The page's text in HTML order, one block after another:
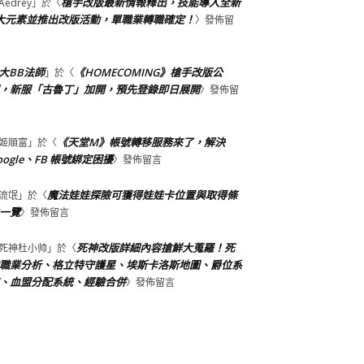
」於〈
元素並推出改版活動，單職業轉職確定！〉發佈留
BB法師」於〈 《HOMECOMING》槍手改版公
新服「古魯丁」加開，預先登錄即日展開〉發佈留
順富 」於〈 《天堂M》帳號轉移服務來了，解決
、FB 帳號綁定困擾〉發佈留言
氓」於〈魔法娃娃探險可獲得娃娃卡位置與取得條
覽〉發佈留言
神杜小帅 」於〈死神改版詳細內容搶鮮大蒐羅！死
業分析、格立特守護星、埃斯卡洛斯地圖、爵位系
血盟分配系統、經驗合併〉發佈留言